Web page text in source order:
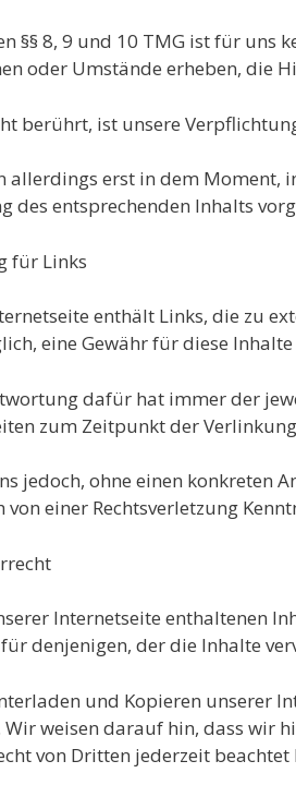
§§ 8, 9 und 10 TMG ist für
oder Umstände erheben, die
berührt, ist unsere
allerdings erst in dem Moment,
des entsprechenden Inhalts
für Links
enthält Links, die zu
eine Gewähr für diese
dafür hat immer der
zum Zeitpunkt der
jedoch, ohne einen konkreten
von einer Rechtsverletzung
Internetseite enthaltenen
denjenigen, der die Inhalte
und Kopieren unserer
Wir weisen darauf hin, dass wir
von Dritten jederzeit beachtet